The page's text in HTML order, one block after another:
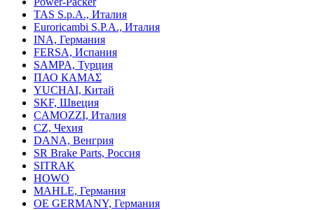
TAS S.p.A., Италия
Euroricambi S.P.A., Италия
INA, Германия
FERSA, Испания
SAMPA, Турция
ПАО КАМАΣ
YUCHAI, Китай
SKF, Швеция
CAMOZZI, Италия
CZ, Чехия
DANA, Венгрия
SR Brake Parts, Россия
SITRAK
HOWO
MAHLE, Германия
OE GERMANY, Германия